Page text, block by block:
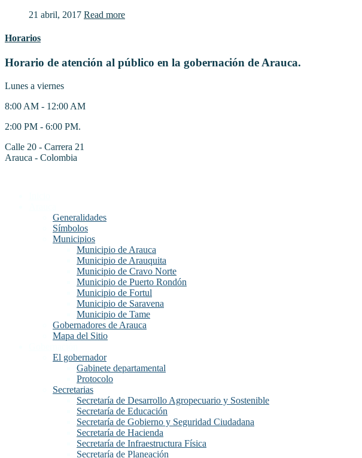
21 abril, 2017 Read more
Horarios
Horario de atención al público en la gobernación de Arauca.
Lunes a viernes
8:00 AM - 12:00 AM
2:00 PM - 6:00 PM.
Calle 20 - Carrera 21
Arauca - Colombia
Generalidades
Símbolos
Municipios
Municipio de Arauca
Municipio de Arauquita
Municipio de Cravo Norte
Municipio de Puerto Rondón
Municipio de Fortul
Municipio de Saravena
Municipio de Tame
Gobernadores de Arauca
Mapa del Sitio
El gobernador
Gabinete departamental
Protocolo
Secretarias
Secretaría de Desarrollo Agropecuario y Sostenible
Secretaría de Educación
Secretaría de Gobierno y Seguridad Ciudadana
Secretaría de Hacienda
Secretaría de Infraestructura Física
Secretaría de Planeación